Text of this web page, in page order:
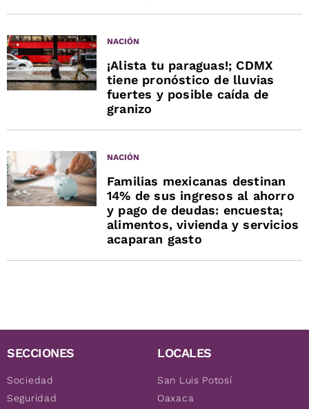
NACIÓN
¡Alista tu paraguas!; CDMX
tiene pronóstico de lluvias
fuertes y posible caída de
granizo
NACIÓN
Familias mexicanas destinan
14% de sus ingresos al ahorro
y pago de deudas: encuesta;
alimentos, vivienda y servicios
acaparan gasto
SECCIONES
Sociedad
Seguridad
LOCALES
San Luis Potosí
Oaxaca